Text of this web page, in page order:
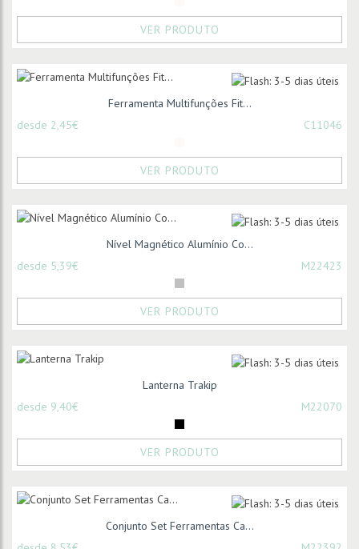
VER PRODUTO
Ferramenta Multifunções Fit...
desde 2,45€
C11046
VER PRODUTO
Nível Magnético Alumínio Co...
desde 5,39€
M22423
VER PRODUTO
Lanterna Trakip
desde 9,40€
M22070
VER PRODUTO
Conjunto Set Ferramentas Ca...